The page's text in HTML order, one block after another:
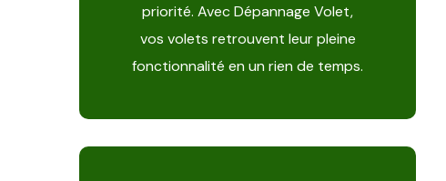
priorité. Avec Dépannage Volet,
vos volets retrouvent leur pleine
fonctionnalité en un rien de temps.